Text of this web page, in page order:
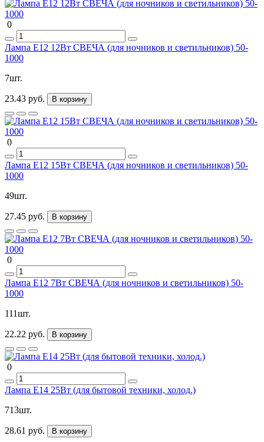
0
Лампа Е12 12Вт СВЕЧА (для ночников и светильников) 50-
1000
7шт.
23.43 руб. В корзину
0
Лампа Е12 15Вт СВЕЧА (для ночников и светильников) 50-
1000
49шт.
27.45 руб. В корзину
0
Лампа Е12 7Вт СВЕЧА (для ночников и светильников) 50-
1000
111шт.
22.22 руб. В корзину
0
Лампа Е14 25Вт (для бытовой техники, холод.)
713шт.
28.61 руб. В корзину